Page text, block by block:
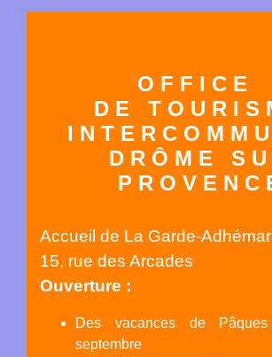
O F F I C E
D E T O U R I S
I N T E R C O M M
D R Ô M E S U
P R O V E N C
Accueil de La Garde-
15, rue des Arcades
Ouverture :
Des vacances de
septembre